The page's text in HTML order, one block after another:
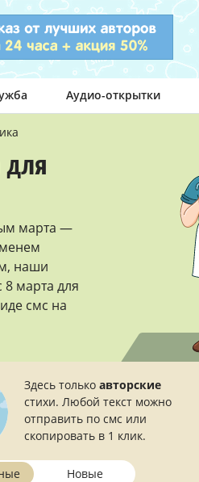
Аудио-открытки
для
марта —
наши
марта для
смс на
Здесь только авторские
стихи. Любой текст можно
отправить по смс или
скопировать в 1 клик.
Новые